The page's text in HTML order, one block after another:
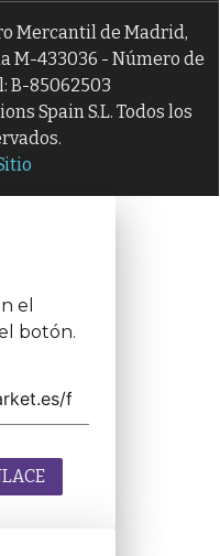
Mercantil de Madrid,
M-433036 - Número de
B-85062503
Spain S.L. Todos los
el
botón.